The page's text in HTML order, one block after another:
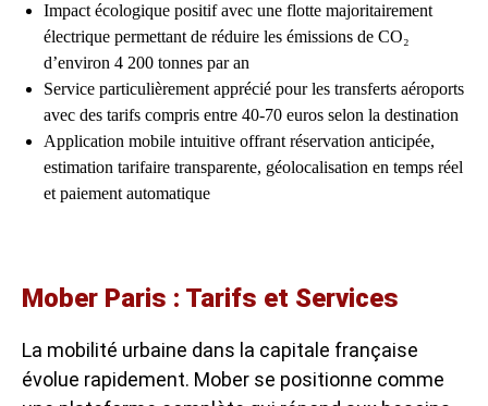
Impact écologique positif avec une flotte majoritairement
électrique permettant de réduire les émissions de CO₂
d’environ 4 200 tonnes par an
Service particulièrement apprécié pour les transferts aéroports
avec des tarifs compris entre 40-70 euros selon la destination
Application mobile intuitive offrant réservation anticipée,
estimation tarifaire transparente, géolocalisation en temps réel
et paiement automatique
Mober Paris : Tarifs et Services
La mobilité urbaine dans la capitale française
évolue rapidement. Mober se positionne comme